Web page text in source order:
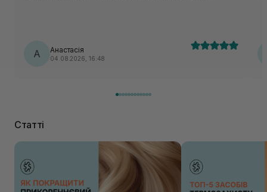
А Анастасія
04.08.2026, 16:48
Статті